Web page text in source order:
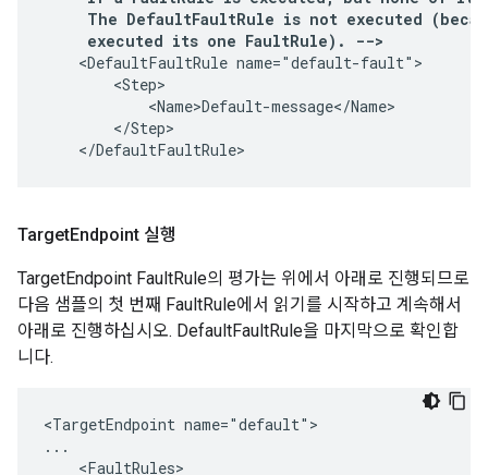
The DefaultFaultRule is not executed
     executed its one FaultRule). -->
    <DefaultFaultRule name="default-fault">
        <Step>
            <Name>Default-message</Name>
        </Step>
    </DefaultFaultRule>
TargetEndpoint 실행
TargetEndpoint FaultRule의 평가는 위에서 아래로 진행되므로
다음 샘플의 첫 번째 FaultRule에서 읽기를 시작하고 계속해서
아래로 진행하십시오. DefaultFaultRule을 마지막으로 확인합
니다.
<TargetEndpoint name="default">
...